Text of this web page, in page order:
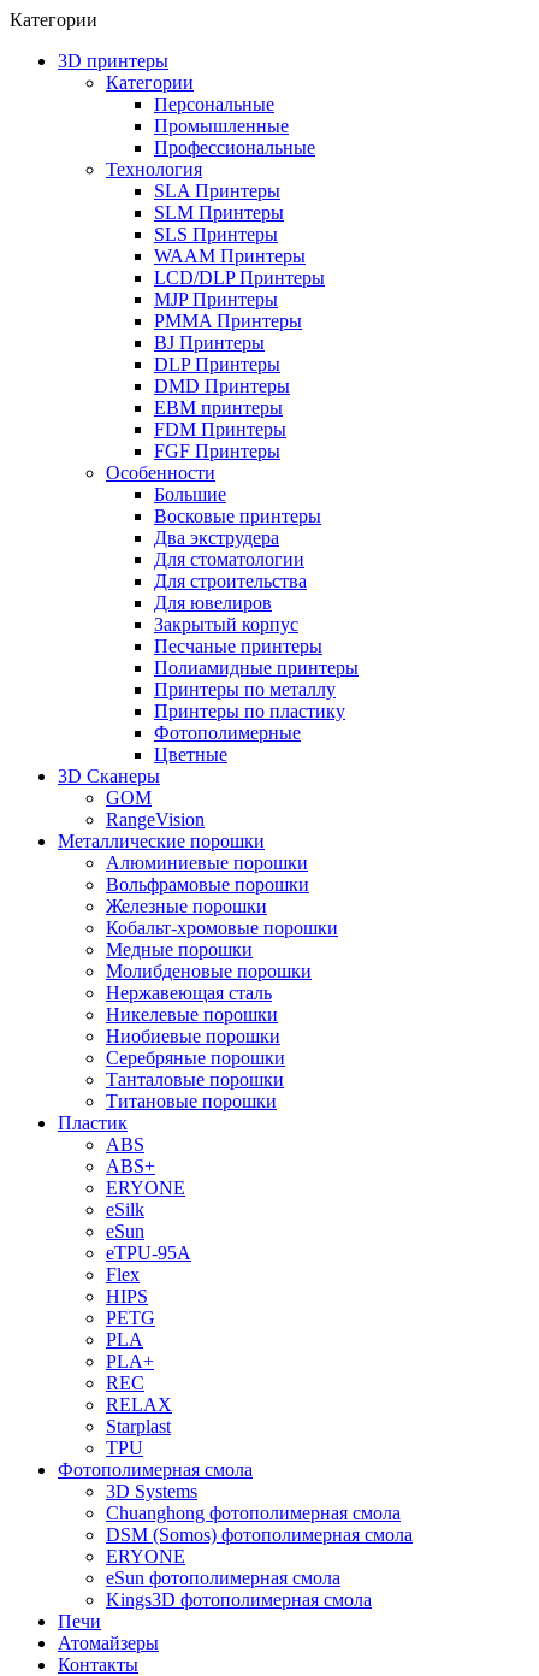
Категории
3D принтеры
Категории
Персональные
Промышленные
Профессиональные
Технология
SLA Принтеры
SLM Принтеры
SLS Принтеры
WAAM Принтеры
LCD/DLP Принтеры
MJP Принтеры
PMMA Принтеры
BJ Принтеры
DLP Принтеры
DMD Принтеры
EBM принтеры
FDM Принтеры
FGF Принтеры
Особенности
Большие
Восковые принтеры
Два экструдера
Для стоматологии
Для строительства
Для ювелиров
Закрытый корпус
Песчаные принтеры
Полиамидные принтеры
Принтеры по металлу
Принтеры по пластику
Фотополимерные
Цветные
3D Сканеры
GOM
RangeVision
Металлические порошки
Алюминиевые порошки
Вольфрамовые порошки
Железные порошки
Кобальт-хромовые порошки
Медные порошки
Молибденовые порошки
Нержавеющая сталь
Никелевые порошки
Ниобиевые порошки
Серебряные порошки
Танталовые порошки
Титановые порошки
Пластик
ABS
ABS+
ERYONE
eSilk
eSun
eTPU-95A
Flex
HIPS
PETG
PLA
PLA+
REC
RELAX
Starplast
TPU
Фотополимерная смола
3D Systems
Chuanghong фотополимерная смола
DSM (Somos) фотополимерная смола
ERYONE
eSun фотополимерная смола
Kings3D фотополимерная смола
Печи
Атомайзеры
Контакты